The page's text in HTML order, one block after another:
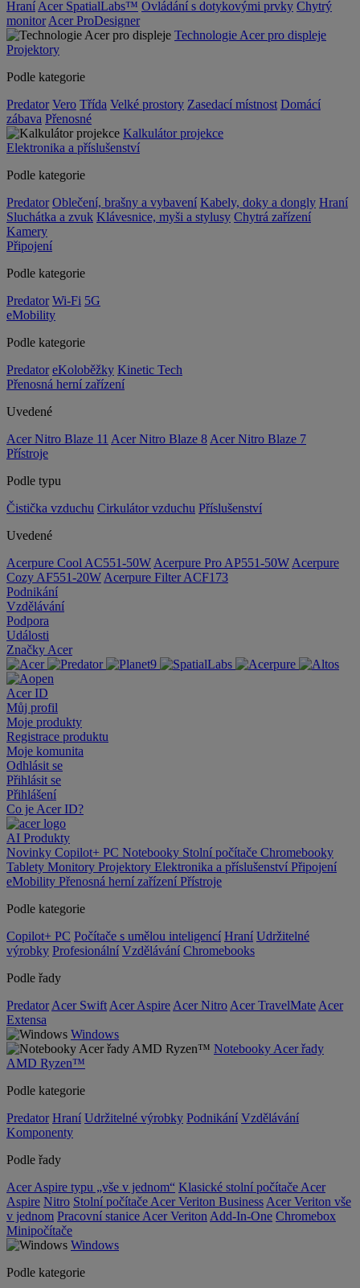
Hraní Acer SpatialLabs™ Ovládání s dotykovými prvky Chytrý
monitor Acer ProDesigner
Technologie Acer pro displeje
Projektory
Podle kategorie
Predator Vero Třída Velké prostory Zasedací místnost Domácí
zábava Přenosné
Kalkulátor projekce
Elektronika a příslušenství
Podle kategorie
Predator Oblečení, brašny a vybavení Kabely, doky a dongly Hraní
Sluchátka a zvuk Klávesnice, myši a stylusy Chytrá zařízení
Kamery
Připojení
Podle kategorie
Predator Wi-Fi 5G
eMobility
Podle kategorie
Predator eKoloběžky Kinetic Tech
Přenosná herní zařízení
Uvedené
Acer Nitro Blaze 11 Acer Nitro Blaze 8 Acer Nitro Blaze 7
Přístroje
Podle typu
Čistička vzduchu Cirkulátor vzduchu Příslušenství
Uvedené
Acerpure Cool AC551-50W Acerpure Pro AP551-50W Acerpure
Cozy AF551-20W Acerpure Filter ACF173
Podnikání
Vzdělávání
Podpora
Události
Značky Acer
Acer ID
Můj profil
Moje produkty
Registrace produktu
Moje komunita
Odhlásit se
Přihlásit se
Přihlášení
Co je Acer ID?
AI Produkty
Novinky Copilot+ PC Notebooky Stolní počítače Chromebooky
Tablety Monitory Projektory Elektronika a příslušenství Připojení
eMobility Přenosná herní zařízení Přístroje
Podle kategorie
Copilot+ PC Počítače s umělou inteligencí Hraní Udržitelné
výrobky Profesionální Vzdělávání Chromebooks
Podle řady
Predator Acer Swift Acer Aspire Acer Nitro Acer TravelMate Acer
Extensa
Windows
Notebooky Acer řady
AMD Ryzen™
Podle kategorie
Predator Hraní Udržitelné výrobky Podnikání Vzdělávání
Komponenty
Podle řady
Acer Aspire typu „vše v jednom“ Klasické stolní počítače Acer
Aspire Nitro Stolní počítače Acer Veriton Business Acer Veriton vše
v jednom Pracovní stanice Acer Veriton Add-In-One Chromebox
Minipočítače
Windows
Podle kategorie